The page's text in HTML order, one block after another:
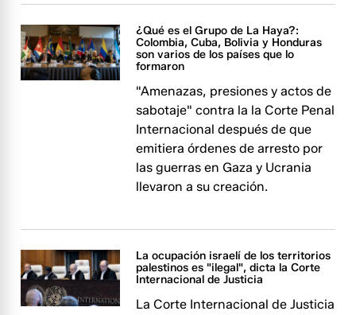
¿Qué es el Grupo de La Haya?:
Colombia, Cuba, Bolivia y Honduras
son varios de los países que lo
formaron
"Amenazas, presiones y actos de
sabotaje" contra la la Corte Penal
Internacional después de que
emitiera órdenes de arresto por
las guerras en Gaza y Ucrania
llevaron a su creación.
La ocupación israelí de los territorios
palestinos es "ilegal", dicta la Corte
Internacional de Justicia
La Corte Internacional de Justicia